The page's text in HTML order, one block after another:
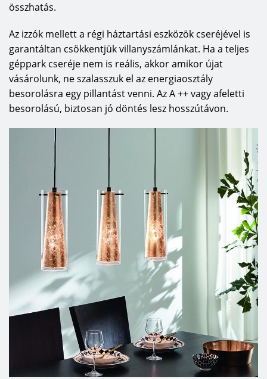
összhatás.
Az izzók mellett a régi háztartási eszközök cseréjével is
garantáltan csökkentjük villanyszámlánkat. Ha a teljes
géppark cseréje nem is reális, akkor amikor újat
vásárolunk, ne szalasszuk el az energiaosztály
besorolásra egy pillantást venni. Az A ++ vagy afeletti
besorolású, biztosan jó döntés lesz hosszútávon.